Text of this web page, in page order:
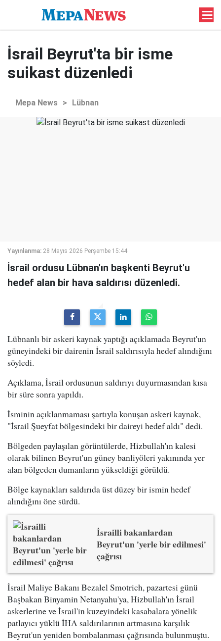
İsrail Beyrut'ta bir isme
suikast düzenledi
Mepa News > Lübnan
Yayınlanma: 28 Mayıs 2026 Perşembe 15:44
İsrail ordusu Lübnan'ın başkenti Beyrut'u
hedef alan bir hava saldırısı düzenledi.
Lübnanlı bir askeri kaynak yaptığı açıklamada Beyrut'un
güneyindeki bir dairenin İsrail saldırısıyla hedef alındığını
söyledi.
Açıklama, İsrail ordusunun saldırıyı duyurmasından kısa
bir süre sonra yapıldı.
İsminin açıklanmaması şartıyla konuşan askeri kaynak,
"İsrail Şueyfat bölgesindeki bir daireyi hedef aldı" dedi.
Bölgeden paylaşılan görüntülerde, Hizbullah'ın kalesi
olarak bilinen Beyrut'un güney banliyöleri yakınında yer
alan bölgeden dumanların yükseldiği görüldü.
Bölge kaynakları saldırıda üst düzey bir ismin hedef
alındığını öne sürdü.
İsrailli bakanlardan
Beyrut'un 'yerle bir edilmesi'
çağrısı
İsrail Maliye Bakanı Bezalel Smotrich, pazartesi günü
Başbakan Binyamin Netanyahu'ya, Hizbullah'ın İsrail
askerlerine ve İsrail'in kuzeyindeki kasabalara yönelik
patlayıcı yüklü İHA saldırılarının artmasına karşılık
Beyrut'un yeniden bombalanması çağrısında bulunmuştu.